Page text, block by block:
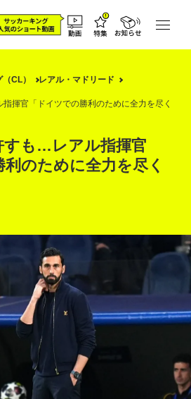
CL）
レアル・マドリード
揮官「ドイツでの勝利のために全力を尽く
すも…レアル指揮官
利のために全力を尽く